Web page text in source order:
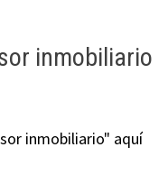
inmobiliario
inmobiliario" aquí